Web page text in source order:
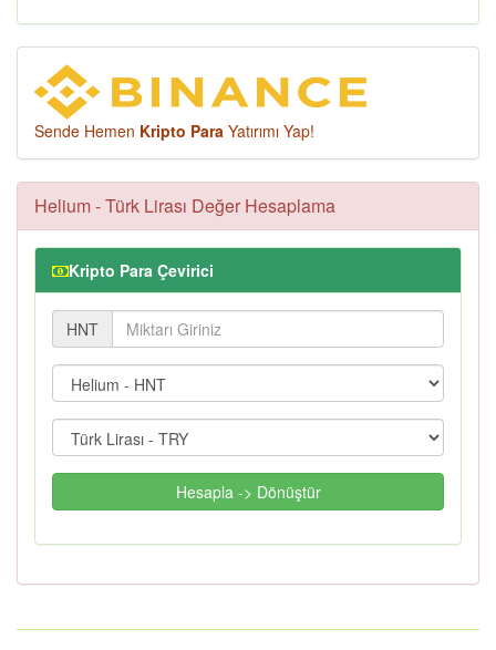
Sende Hemen Kripto Para Yatırımı Yap!
Helium - Türk Lirası Değer Hesaplama
Kripto Para Çevirici
HNT
Hesapla -> Dönüştür